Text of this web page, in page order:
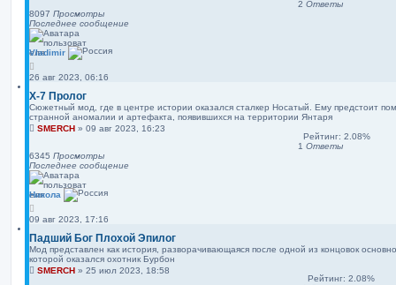
2 Ответы
8097 Просмотры
Последнее сообщение
Vladimir
26 авг 2023, 06:16
X-7 Пролог
Сюжетный мод, где в центре истории оказался сталкер Носатый. Ему предстоит
странной аномалии и артефакта, появившихся на территории Янтаря
SMERCH » 09 авг 2023, 16:23
Рейтинг: 2.08%
1 Ответы
6345 Просмотры
Последнее сообщение
Никола
09 авг 2023, 17:16
Падший Бог Плохой Эпилог
Мод представлен как история, разворачивающаяся после одной из концовок
которой оказался охотник Бурбон
SMERCH » 25 июл 2023, 18:58
Рейтинг: 2.08%